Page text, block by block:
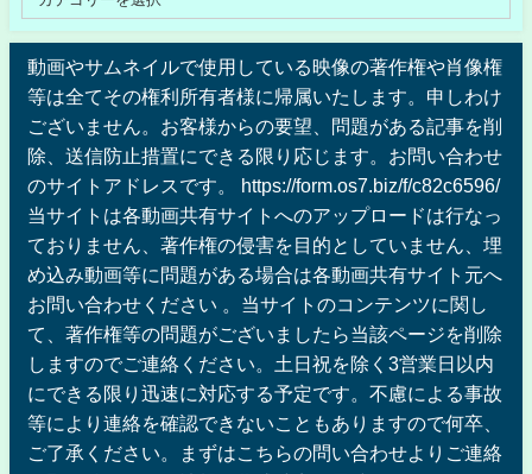
動画やサムネイルで使用している映像の著作権や肖像権
等は全てその権利所有者様に帰属いたします。申しわけ
ございません。お客様からの要望、問題がある記事を削
除、送信防止措置にできる限り応じます。お問い合わせ
のサイトアドレスです。 https://form.os7.biz/f/c82c6596/
当サイトは各動画共有サイトへのアップロードは行なっ
ておりません、著作権の侵害を目的としていません、埋
め込み動画等に問題がある場合は各動画共有サイト元へ
お問い合わせください 。当サイトのコンテンツに関し
て、著作権等の問題がございましたら当該ページを削除
しますのでご連絡ください。土日祝を除く3営業日以内
にできる限り迅速に対応する予定です。不慮による事故
等により連絡を確認できないこともありますので何卒、
ご了承ください。まずはこちらの問い合わせよりご連絡